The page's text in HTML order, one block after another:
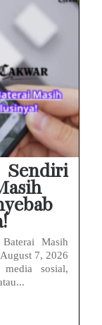
Masih
7, 2026
sosial,